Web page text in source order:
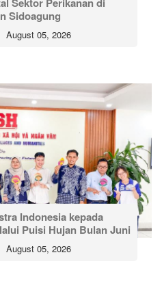
Sidoagung
August 05, 2026
Indonesia kepada
Puisi Hujan Bulan Juni
August 05, 2026